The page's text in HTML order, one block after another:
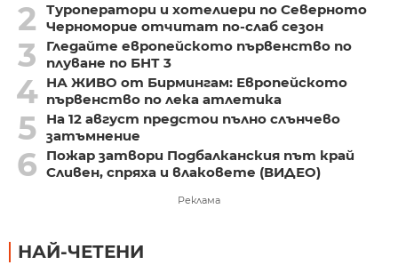
2
Туроператори и хотелиери по Северното
Черноморие отчитат по-слаб сезон
3
Гледайте европейското първенство по
плуване по БНТ 3
4 НА ЖИВО от Бирмингам: Европейското
първенство по лека атлетика
5
На 12 август предстои пълно слънчево
затъмнение
6
Пожар затвори Подбалканския път край
Сливен, спряха и влаковете (ВИДЕО)
Реклама
НАЙ-ЧЕТЕНИ